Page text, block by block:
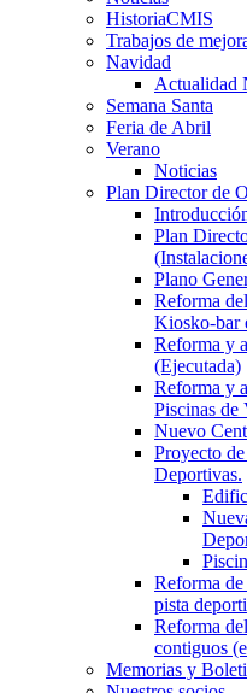
HistoriaCMIS
Trabajos de
Navidad
Actualidad
Semana Santa
Feria de Abril
Verano
Noticias
Plan Director de
Plan
Plano
Reforma
Kiosko-bar
Reforma y
(Ejecutada)
Reforma y
Piscinas de
Nuevo
Proyecto
Deportivas.
Reforma de
pista
Reforma
contiguos
Memorias y